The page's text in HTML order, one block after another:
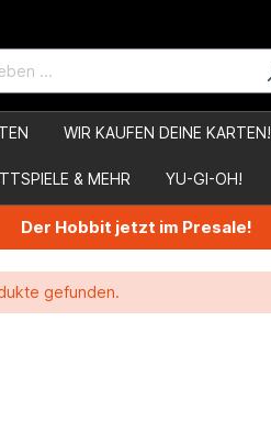
WIR KAUFEN DEINE KARTEN!
& MEHR YU-GI-OH!
Der Hobbit jetzt im Presale!
gefunden.